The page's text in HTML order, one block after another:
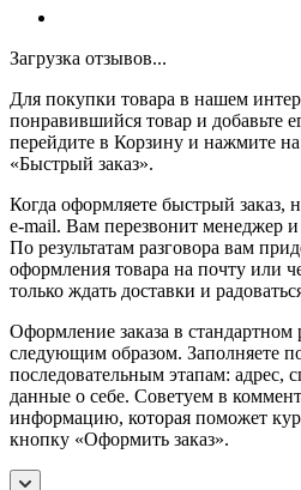
Загрузка отзывов...
Для покупки товара в нашем
понравившийся товар и добавьте
перейдите в Корзину и нажмите
«Быстрый заказ».
Когда оформляете быстрый
e-mail. Вам перезвонит менеджер и
По результатам разговора вам
оформления товара на почту или
только ждать доставки и
Оформление заказа в
следующим образом. Заполняете
последовательным этапам: адрес,
данные о себе. Советуем в
информацию, которая поможет
кнопку «Оформить заказ».